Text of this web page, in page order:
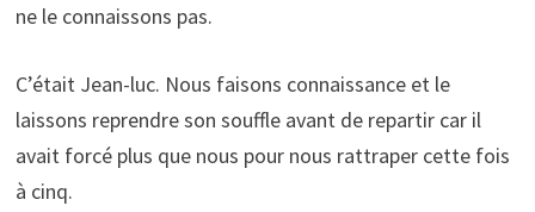
ne le connaissons pas.
C’était Jean-luc. Nous faisons connaissance et le
laissons reprendre son souffle avant de repartir car il
avait forcé plus que nous pour nous rattraper cette fois
à cinq.